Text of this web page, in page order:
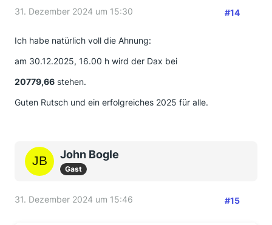
31. Dezember 2024 um 15:30 #14
Ich habe natürlich voll die Ahnung:
am 30.12.2025, 16.00 h wird der Dax bei
20779,66 stehen.
Guten Rutsch und ein erfolgreiches 2025 für alle.
John Bogle
Gast
31. Dezember 2024 um 15:46 #15